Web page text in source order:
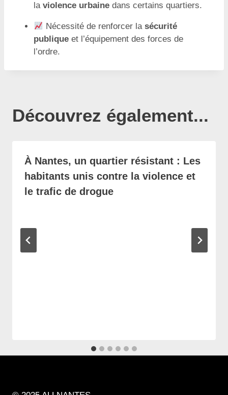
la violence urbaine dans certains quartiers.
Nécessité de renforcer lasécurité
publique et l’équipement des forces de
l’ordre.
Découvrez également...
À Nantes, un quartier résistant : Les
habitants unis contre la violence et
le trafic de drogue